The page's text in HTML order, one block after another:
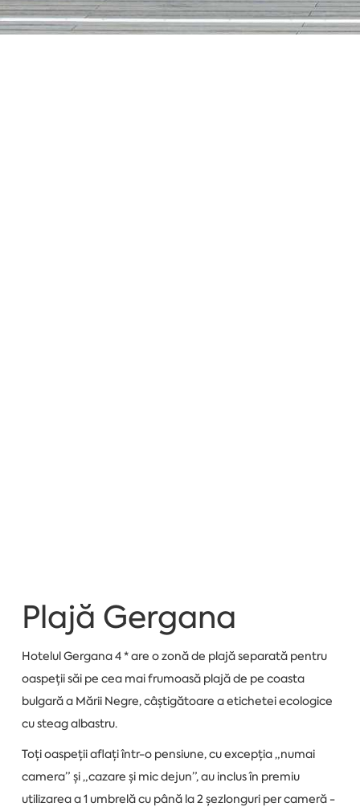
Plajă Gergana
Hotelul Gergana 4 * are o zonă de plajă separată pentru
oaspeții săi pe cea mai frumoasă plajă de pe coasta
bulgară a Mării Negre, câștigătoare a etichetei ecologice
cu steag albastru.
Toți oaspeții aflați într-o pensiune, cu excepția „numai
camera” și „cazare și mic dejun”, au inclus în premiu
utilizarea a 1 umbrelă cu până la 2 șezlonguri per cameră -